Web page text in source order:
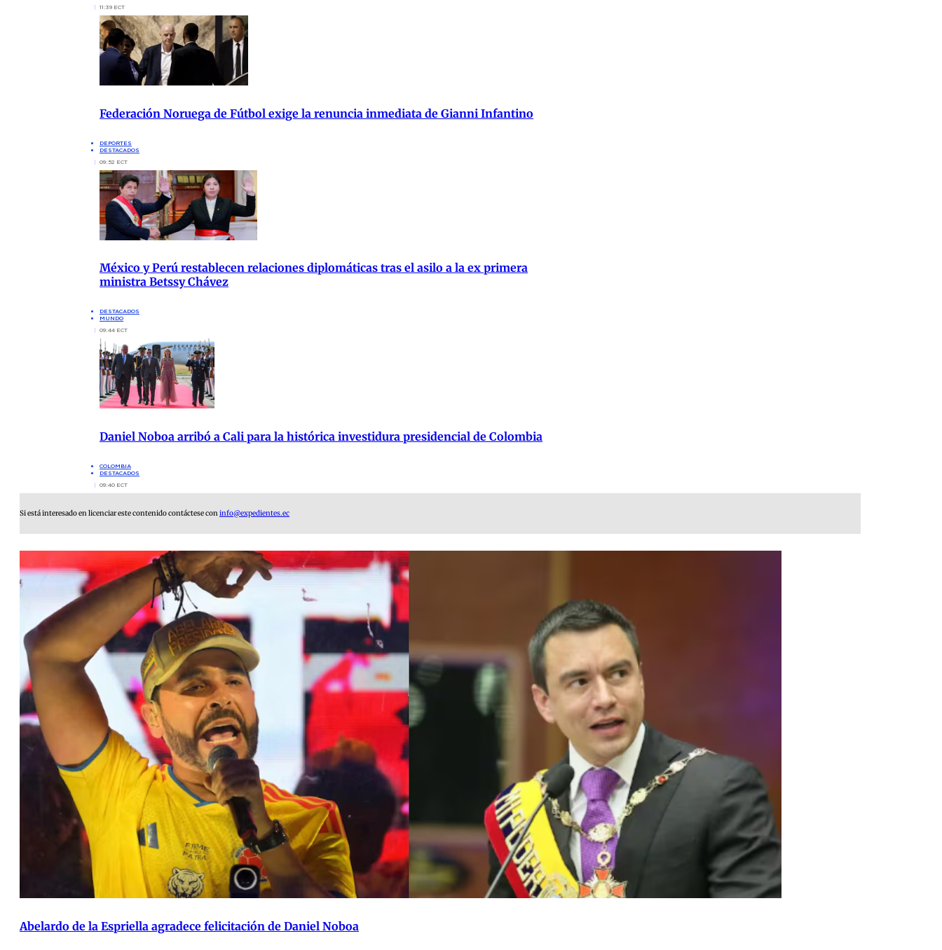
11:39 ECT
Federación Noruega de Fútbol exige la renuncia inmediata de Gianni Infantino
DEPORTES
DESTACADOS
09:52 ECT
México y Perú restablecen relaciones diplomáticas tras el asilo a la ex primera
ministra Betssy Chávez
DESTACADOS
MUNDO
09:44 ECT
Daniel Noboa arribó a Cali para la histórica investidura presidencial de Colombia
COLOMBIA
DESTACADOS
09:40 ECT
Si está interesado en licenciar este contenido contáctese coninfo@expedientes.ec
Abelardo de la Espriella agradece felicitación de Daniel Noboa